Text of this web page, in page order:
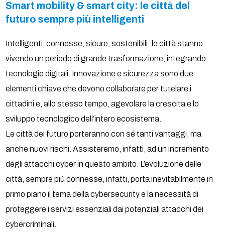
Smart mobility & smart city: le città del
futuro sempre più intelligenti
Intelligenti, connesse, sicure, sostenibili: le città stanno
vivendo un periodo di grande trasformazione, integrando
tecnologie digitali. Innovazione e sicurezza sono due
elementi chiave che devono collaborare per tutelare i
cittadini e, allo stesso tempo, agevolare la crescita e lo
sviluppo tecnologico dell’intero ecosistema.
Le città del futuro porteranno con sé tanti vantaggi, ma
anche nuovi rischi. Assisteremo, infatti, ad un incremento
degli attacchi cyber in questo ambito. L’evoluzione delle
città, sempre più connesse, infatti, porta inevitabilmente in
primo piano il tema della cybersecurity e la necessità di
proteggere i servizi essenziali dai potenziali attacchi dei
cybercriminali.